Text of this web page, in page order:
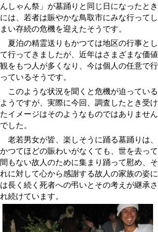
んしゃん祭」が墓踊りと同じ日になったとき
には、若者は賑やかな鳥取市にみな行ってし
まい存続の危機を迎えたそうです。
夏泊の精霊送りもかつては地区の行事とし
て行ってきましたが、近年はさまざまな価値
観をもつ人が多くなり、今は個人の任意で行
っているそうです。
このような状況を聞くと危機が迫っている
ようですが、実際に今回、調査したとき受け
たイメージはそのようなものではありません
でした。
老若男女が皆、楽しそうに踊る墓踊りは、
かつてほどの賑わいがなくても、世を去って
間もない故人のために集まり踊って慰め、そ
れに対して心から感謝する故人の家族の姿に
は長く続く死者への弔いとその考えが継承さ
れ続けています。